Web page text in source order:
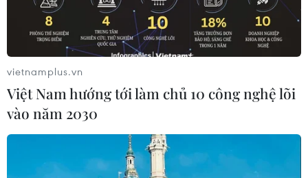
sinh lời.
vietnamplus.vn
Việt Nam hướng tới làm chủ 10 công nghệ lõi
vào năm 2030